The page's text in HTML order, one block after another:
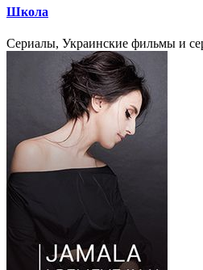
Школа
Сериалы, Украинские фильмы и